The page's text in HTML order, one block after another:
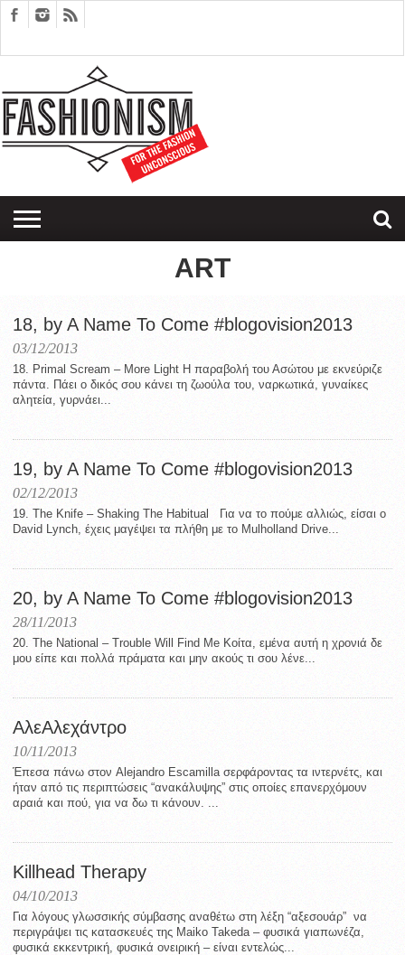
EDITORIALS
COUPLES
THERAPY
SARTORIAGRAM
ART
18, by A Name To Come #blogovision2013
03/12/2013
18. Primal Scream – More Light Η παραβολή του Ασώτου με εκνεύριζε
πάντα. Πάει ο δικός σου κάνει τη ζωούλα του, ναρκωτικά, γυναίκες
αλητεία, γυρνάει...
19, by A Name To Come #blogovision2013
02/12/2013
19. The Knife – Shaking The Habitual Για να το πούμε αλλιώς, είσαι o
David Lynch, έχεις μαγέψει τα πλήθη με το Mulholland Drive...
20, by A Name To Come #blogovision2013
28/11/2013
20. The National – Trouble Will Find Me Κοίτα, εμένα αυτή η χρονιά δε
μου είπε και πολλά πράματα και μην ακούς τι σου λένε...
ΑλεΑλεχάντρο
10/11/2013
Έπεσα πάνω στον Alejandro Escamilla σερφάροντας τα ιντερνέτς, και
ήταν από τις περιπτώσεις “ανακάλυψης” στις οποίες επανερχόμουν
αραιά και πού, για να δω τι κάνουν. ...
Killhead Therapy
04/10/2013
Για λόγους γλωσσικής σύμβασης αναθέτω στη λέξη “αξεσουάρ” να
περιγράψει τις κατασκευές της Maiko Takeda – φυσικά γιαπωνέζα,
φυσικά εκκεντρική, φυσικά ονειρική – είναι εντελώς...